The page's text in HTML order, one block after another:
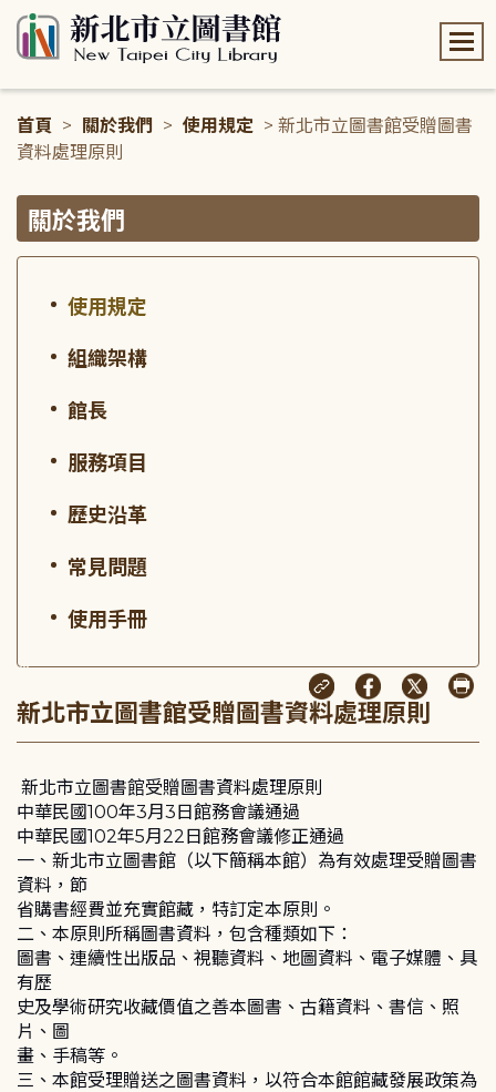
首頁 > 關於我們 > 使用規定 > 新北市立圖書館受贈圖書
資料處理原則
關於我們
使用規定
組織架構
館長
服務項目
歷史沿革
常見問題
使用手冊
:::
新北市立圖書館受贈圖書資料處理原則
新北市立圖書館受贈圖書資料處理原則
中華民國100年3月3日館務會議通過
中華民國102年5月22日館務會議修正通過
一、新北市立圖書館（以下簡稱本館）為有效處理受贈圖書
資料，節
省購書經費並充實館藏，特訂定本原則。
二、本原則所稱圖書資料，包含種類如下：
圖書、連續性出版品、視聽資料、地圖資料、電子媒體、具
有歷
史及學術研究收藏價值之善本圖書、古籍資料、書信、照
片、圖
畫、手稿等。
三、本館受理贈送之圖書資料，以符合本館館藏發展政策為